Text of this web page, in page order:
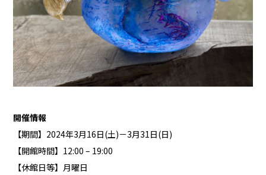
開催情報
【期間】2024年3月16日(土)－3月31日(日)
【開館時間】12:00 – 19:00
【休館日等】月曜日